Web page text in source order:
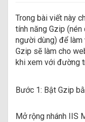
Trong bài viết này
tính năng Gzip
người dùng) để làm
Gzip sẽ làm cho
khi xem với đường
Bước 1: Bật Gzip
Mở rộng nhánh IIS